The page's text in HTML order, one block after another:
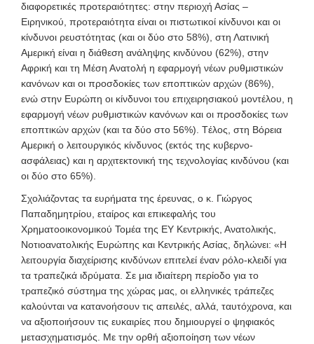
διαφορετικές προτεραιότητες: στην περιοχή Ασίας –
Ειρηνικού, προτεραιότητα είναι οι πιστωτικοί κίνδυνοι και οι
κίνδυνοι ρευστότητας (και οι δύο στο 58%), στη Λατινική
Αμερική είναι η διάθεση ανάληψης κινδύνου (62%), στην
Αφρική και τη Μέση Ανατολή η εφαρμογή νέων ρυθμιστικών
κανόνων και οι προσδοκίες των εποπτικών αρχών (86%),
ενώ στην Ευρώπη οι κίνδυνοι του επιχειρησιακού μοντέλου, η
εφαρμογή νέων ρυθμιστικών κανόνων και οι προσδοκίες των
εποπτικών αρχών (και τα δύο στο 56%). Tέλος, στη Βόρεια
Αμερική ο λειτουργικός κίνδυνος (εκτός της κυβερνο-
ασφάλειας) και η αρχιτεκτονική της τεχνολογίας κινδύνου (και
οι δύο στο 65%).
Σχολιάζοντας τα ευρήματα της έρευνας, ο κ. Γιώργος
Παπαδημητρίου, εταίρος και επικεφαλής του
Χρηματοοικονομικού Τομέα της ΕΥ Κεντρικής, Ανατολικής,
Νοτιοανατολικής Ευρώπης και Κεντρικής Ασίας, δηλώνει: «Η
λειτουργία διαχείρισης κινδύνων επιτελεί έναν ρόλο-κλειδί για
τα τραπεζικά ιδρύματα. Σε μια ιδιαίτερη περίοδο για το
τραπεζικό σύστημα της χώρας μας, οι ελληνικές τράπεζες
καλούνται να κατανοήσουν τις απειλές, αλλά, ταυτόχρονα, και
να αξιοποιήσουν τις ευκαιρίες που δημιουργεί ο ψηφιακός
μετασχηματισμός. Με την ορθή αξιοποίηση των νέων